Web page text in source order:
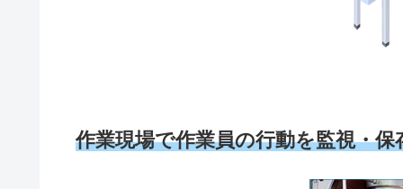
作業現場で作業員の行動を監視・保